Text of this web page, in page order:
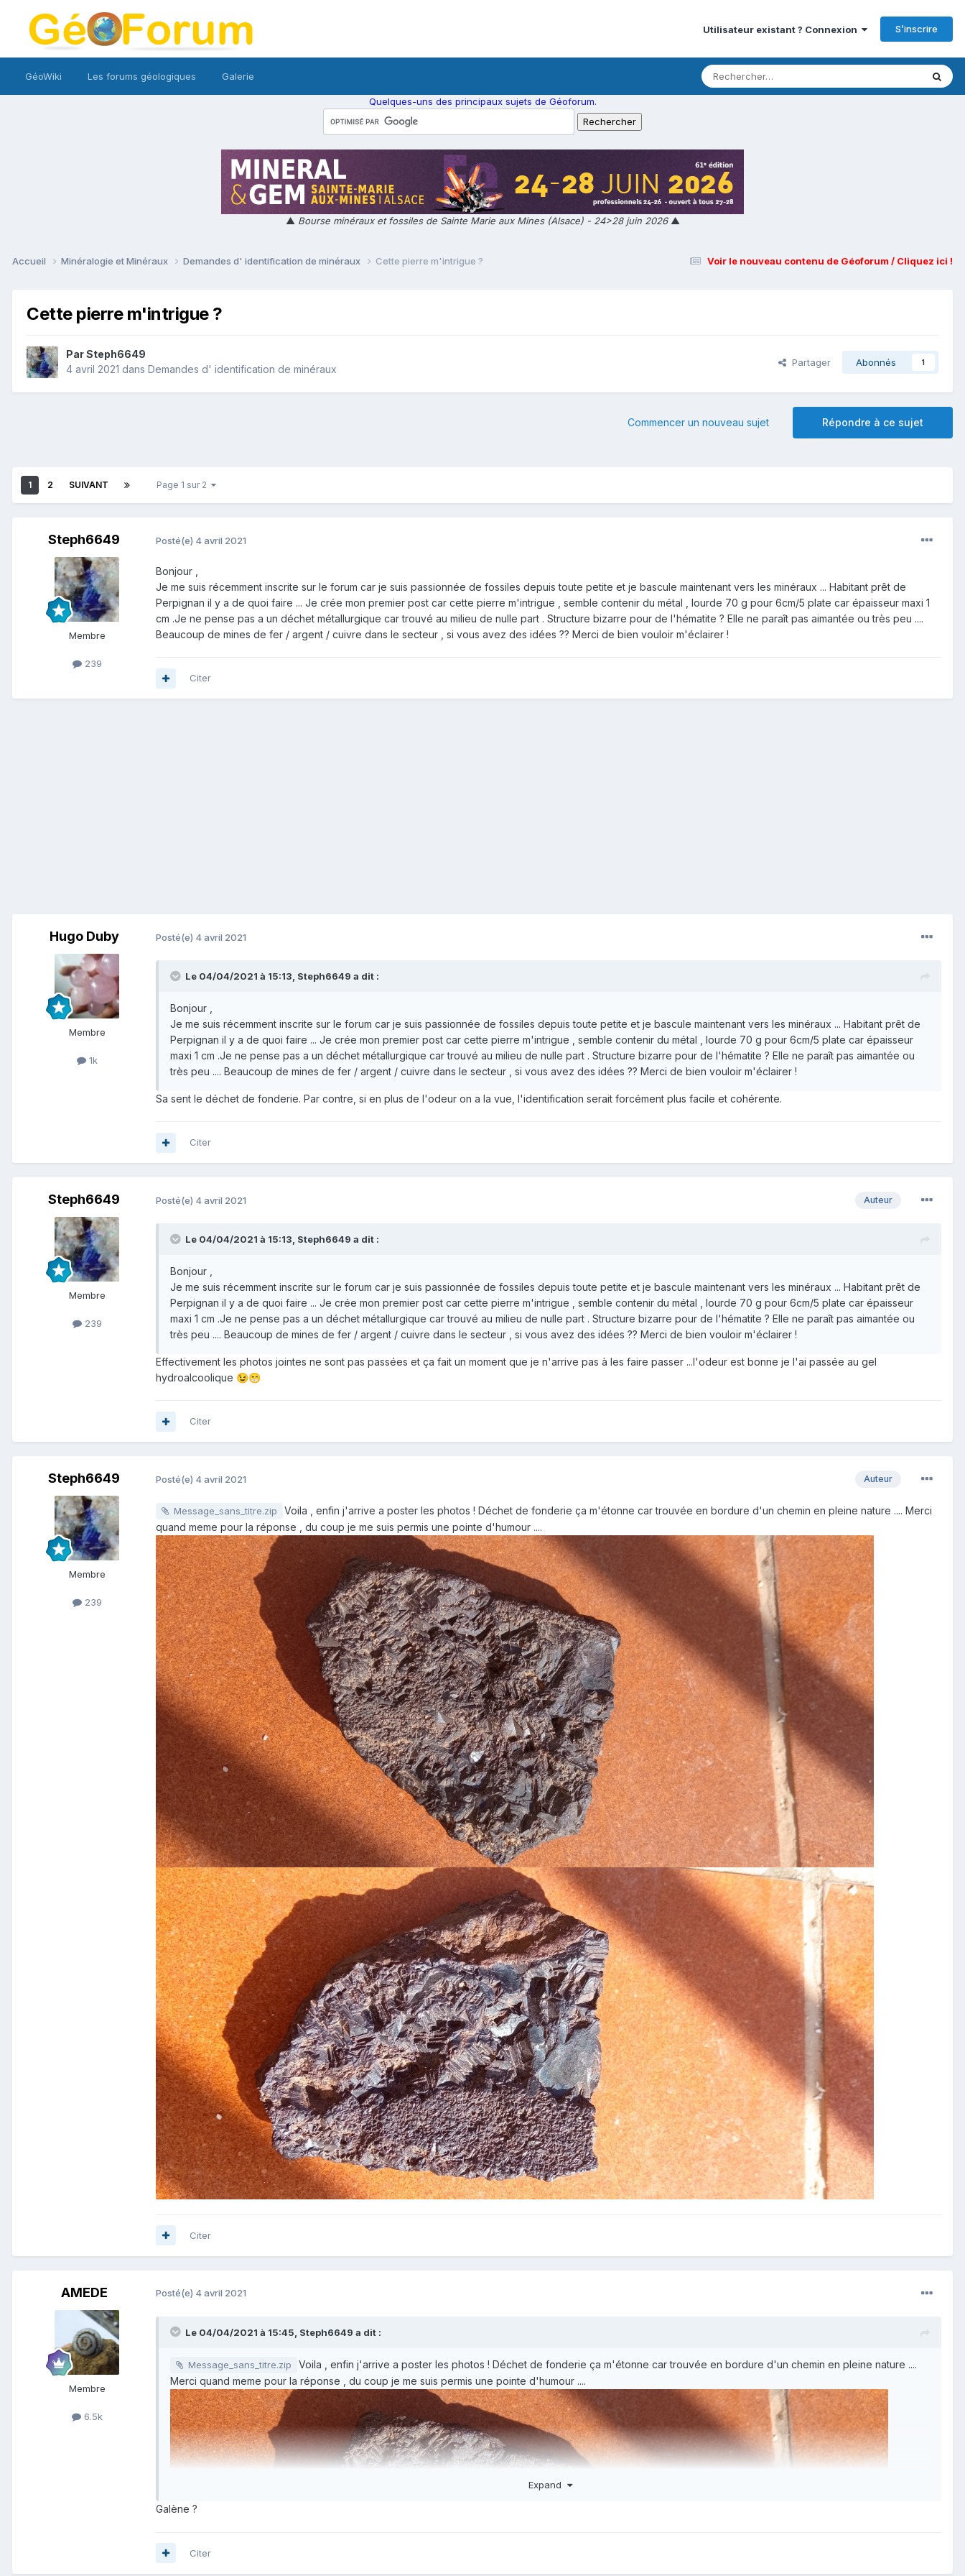
Utilisateur existant ? Connexion S’inscrire
GéoWiki Les forums géologiques Galerie
Quelques-uns des principaux sujets de Géoforum.
▲ Bourse minéraux et fossiles de Sainte Marie aux Mines (Alsace) - 24>28 juin 2026▲
Voir le nouveau contenu de Géoforum / Cliquez ici !
Accueil Minéralogie et Minéraux Demandes d' identification de minéraux Cette pierre m'intrigue ?
Cette pierre m'intrigue ?
ParSteph6649
4 avril 2021 dans Demandes d' identification de minéraux
Partager Abonnés 1
Répondre à ce sujet
Commencer un nouveau sujet
1 2 SUIVANT Page 1 sur 2
Steph6649
Membre
239
Posté(e) 4 avril 2021
Bonjour ,
Je me suis récemment inscrite sur le forum car je suis passionnée de fossiles depuis toute petite et je bascule maintenant vers les minéraux ... Habitant prêt de
Perpignan il y a de quoi faire ... Je crée mon premier post car cette pierre m'intrigue , semble contenir du métal , lourde 70 g pour 6cm/5 plate car épaisseur maxi 1
cm .Je ne pense pas a un déchet métallurgique car trouvé au milieu de nulle part . Structure bizarre pour de l'hématite ? Elle ne paraît pas aimantée ou très peu ....
Beaucoup de mines de fer / argent / cuivre dans le secteur , si vous avez des idées ?? Merci de bien vouloir m'éclairer !
Citer
Hugo Duby
Membre
1k
Posté(e) 4 avril 2021
Le 04/04/2021 à 15:13, Steph6649 a dit :
Bonjour ,
Je me suis récemment inscrite sur le forum car je suis passionnée de fossiles depuis toute petite et je bascule maintenant vers les minéraux ... Habitant prêt de
Perpignan il y a de quoi faire ... Je crée mon premier post car cette pierre m'intrigue , semble contenir du métal , lourde 70 g pour 6cm/5 plate car épaisseur
maxi 1 cm .Je ne pense pas a un déchet métallurgique car trouvé au milieu de nulle part . Structure bizarre pour de l'hématite ? Elle ne paraît pas aimantée ou
très peu .... Beaucoup de mines de fer / argent / cuivre dans le secteur , si vous avez des idées ?? Merci de bien vouloir m'éclairer !
Sa sent le déchet de fonderie. Par contre, si en plus de l'odeur on a la vue, l'identification serait forcément plus facile et cohérente.
Citer
Steph6649
Membre
239
Auteur
Posté(e) 4 avril 2021
Le 04/04/2021 à 15:13, Steph6649 a dit :
Bonjour ,
Je me suis récemment inscrite sur le forum car je suis passionnée de fossiles depuis toute petite et je bascule maintenant vers les minéraux ... Habitant prêt de
Perpignan il y a de quoi faire ... Je crée mon premier post car cette pierre m'intrigue , semble contenir du métal , lourde 70 g pour 6cm/5 plate car épaisseur
maxi 1 cm .Je ne pense pas a un déchet métallurgique car trouvé au milieu de nulle part . Structure bizarre pour de l'hématite ? Elle ne paraît pas aimantée ou
très peu .... Beaucoup de mines de fer / argent / cuivre dans le secteur , si vous avez des idées ?? Merci de bien vouloir m'éclairer !
Effectivement les photos jointes ne sont pas passées et ça fait un moment que je n'arrive pas à les faire passer ...l'odeur est bonne je l'ai passée au gel
hydroalcoolique 😉😁
Citer
Steph6649
Membre
239
Auteur
Posté(e) 4 avril 2021
Message_sans_titre.zip
Voila , enfin j'arrive a poster les photos ! Déchet de fonderie ça m'étonne car trouvée en bordure d'un chemin en pleine nature .... Merci
quand meme pour la réponse , du coup je me suis permis une pointe d'humour ....
Citer
AMEDE
Membre
6.5k
Posté(e) 4 avril 2021
Le 04/04/2021 à 15:45, Steph6649 a dit :
Message_sans_titre.zip
Voila , enfin j'arrive a poster les photos ! Déchet de fonderie ça m'étonne car trouvée en bordure d'un chemin en pleine nature ....
Merci quand meme pour la réponse , du coup je me suis permis une pointe d'humour ....
Expand
Galène ?
Citer